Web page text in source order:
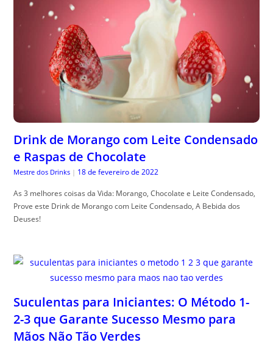
Drink de Morango com Leite Condensado
e Raspas de Chocolate
Mestre dos Drinks | 18 de fevereiro de 2022
As 3 melhores coisas da Vida: Morango, Chocolate e Leite Condensado,
Prove este Drink de Morango com Leite Condensado, A Bebida dos
Deuses!
Suculentas para Iniciantes: O Método 1-
2-3 que Garante Sucesso Mesmo para
Mãos Não Tão Verdes